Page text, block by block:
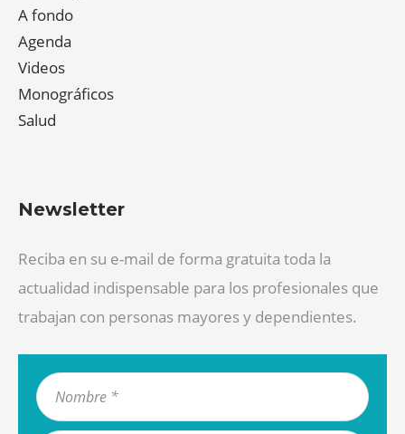
A fondo
Agenda
Videos
Monográficos
Salud
Newsletter
Reciba en su e-mail de forma gratuita toda la
actualidad indispensable para los profesionales que
trabajan con personas mayores y dependientes.